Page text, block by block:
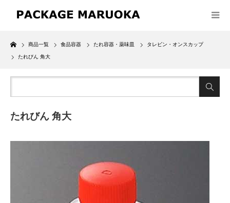
Home
商品一覧 食品容器 たれ容器・薬味皿 タレビン・オンスカップ
たれびん 角大
たれびん 角大